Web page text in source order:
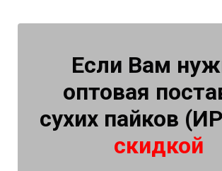
Если Вам
оптовая
сухих пайков
скидкой